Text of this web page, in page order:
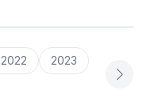
2022 2023